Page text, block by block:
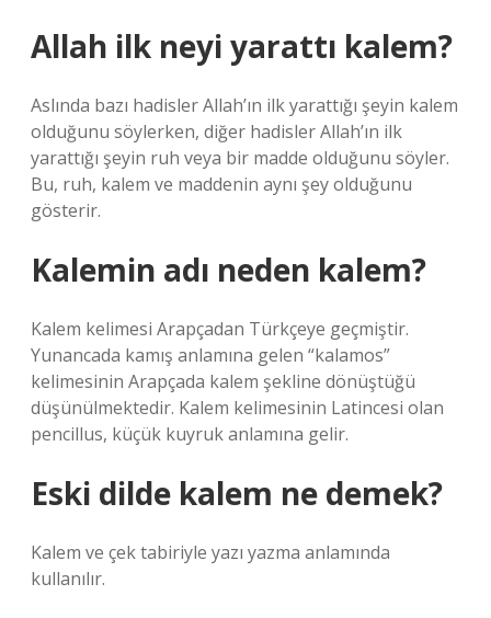
Allah ilk neyi yarattı kalem?
Aslında bazı hadisler Allah’ın ilk yarattığı şeyin kalem
olduğunu söylerken, diğer hadisler Allah’ın ilk
yarattığı şeyin ruh veya bir madde olduğunu söyler.
Bu, ruh, kalem ve maddenin aynı şey olduğunu
gösterir.
Kalemin adı neden kalem?
Kalem kelimesi Arapçadan Türkçeye geçmiştir.
Yunancada kamış anlamına gelen “kalamos”
kelimesinin Arapçada kalem şekline dönüştüğü
düşünülmektedir. Kalem kelimesinin Latincesi olan
pencillus, küçük kuyruk anlamına gelir.
Eski dilde kalem ne demek?
Kalem ve çek tabiriyle yazı yazma anlamında
kullanılır.